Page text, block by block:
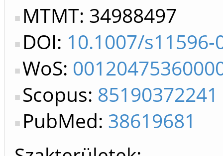
MTMT: 34988497
DOI: 10.1007/s11596-
WoS:
Scopus: 85190372241
PubMed: 38619681